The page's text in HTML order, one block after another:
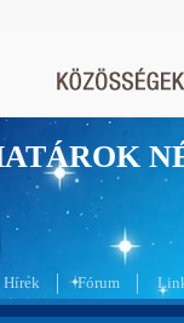
Hírek Fórum